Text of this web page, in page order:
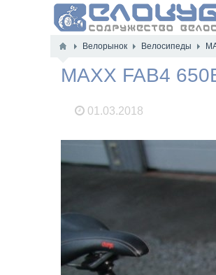
Велорынок Велосипеды
MAXX FAB4
01.03.2018